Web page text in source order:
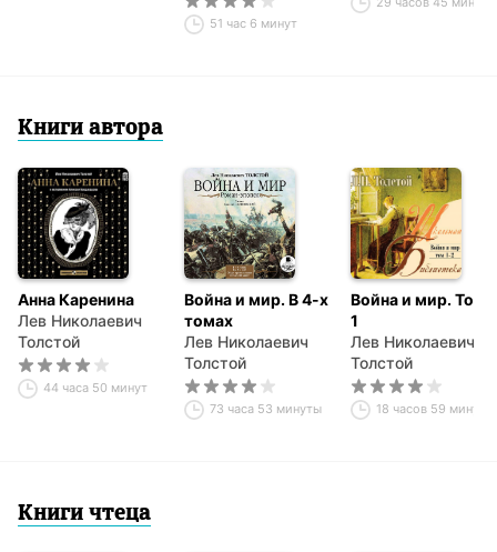
51 час 6 минут
Книги автора
Анна Каренина
Лев Николаевич
Толстой
44 часа 50 минут
Война и мир. В 4-х
томах
Лев Николаевич
Толстой
73 часа 53 минуты
Война и мир. Том
1
Лев Николаевич
Толстой
18 часов 59 минут
Книги чтеца